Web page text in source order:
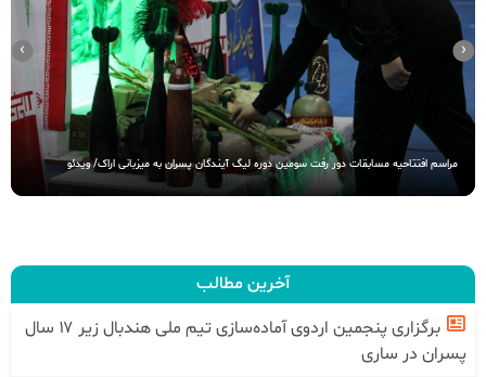
مراسم افتتاحیه مسابقات دور رفت سومین دوره لیگ آیندگان پسران به میزبانی اراک/ ویدئو
‹
›
آخرین مطالب
برگزاری پنجمین اردوی آماده‌سازی تیم ملی هندبال زیر ۱۷ سال
پسران در ساری